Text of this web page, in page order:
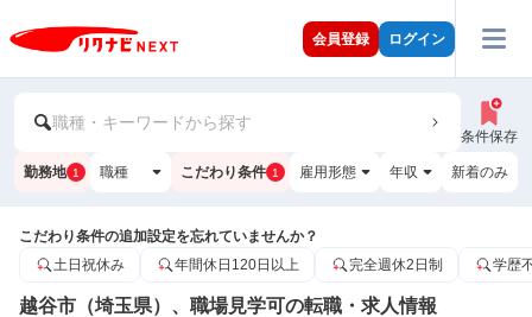
会員登録 ログイン
職種・キーワードから探す
条件保存
勤務地 1 職種 こだわり条件 1 雇用形態 年収 新着のみ
こだわり条件の追加設定を忘れていませんか？
土日祝休み
年間休日120日以上 完全週休2日制 学歴
越谷市（埼玉県）、職場見学可の転職・求人情報